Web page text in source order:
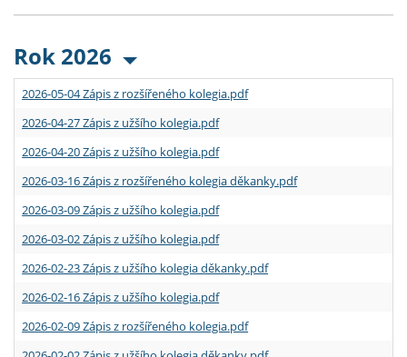
Rok 2026
2026-05-04 Zápis z rozšířeného kolegia.pdf
2026-04-27 Zápis z užšího kolegia.pdf
2026-04-20 Zápis z užšího kolegia.pdf
2026-03-16 Zápis z rozšířeného kolegia děkanky.pdf
2026-03-09 Zápis z užšího kolegia.pdf
2026-03-02 Zápis z užšího kolegia.pdf
2026-02-23 Zápis z užšího kolegia děkanky.pdf
2026-02-16 Zápis z užšího kolegia.pdf
2026-02-09 Zápis z rozšířeného kolegia.pdf